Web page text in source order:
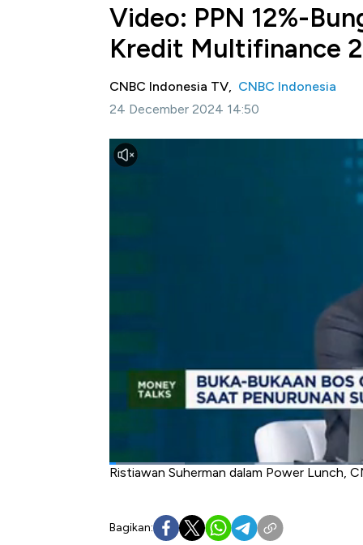
Video: PPN 12%-
Kredit Multifinance
CNBC Indonesia TV, CNBC Indonesia
24 December 2024 14:50
Jakarta, CNBC Indonesia-
Langkah Bank
pada RDG BI Desember 2024 disebut
Bagi sektor pembiayaan, penurunan
yang lebih murah sehingga bisa menjadi
penjualan otomotif dan kredit multifinance.
Seperti apa pandangan perusahaan
bagaimana dampaknya ke industri
Selengkapnya simak dialog Bramudya
Ristiawan Suherman dalam Power Lunch,
Bagikan: